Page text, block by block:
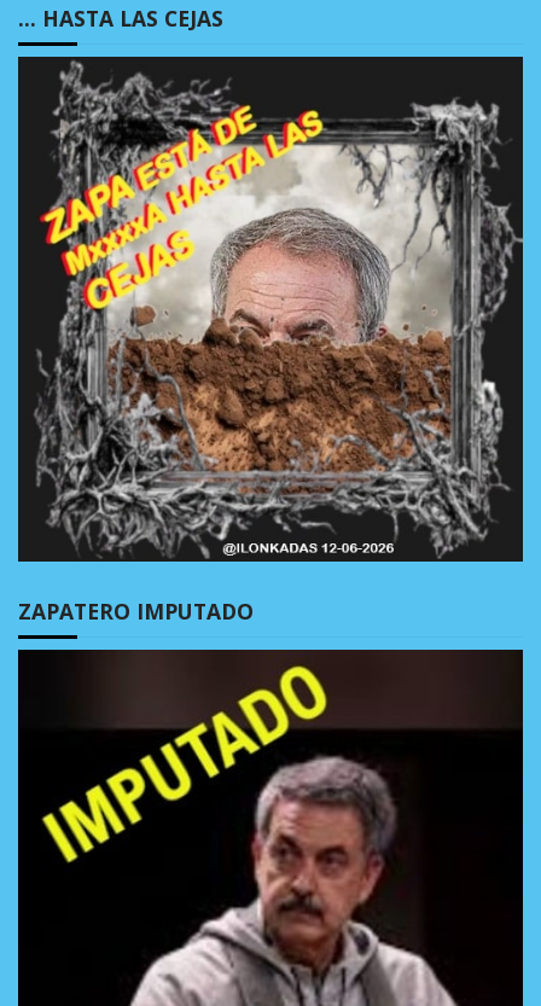
… HASTA LAS CEJAS
ZAPATERO IMPUTADO